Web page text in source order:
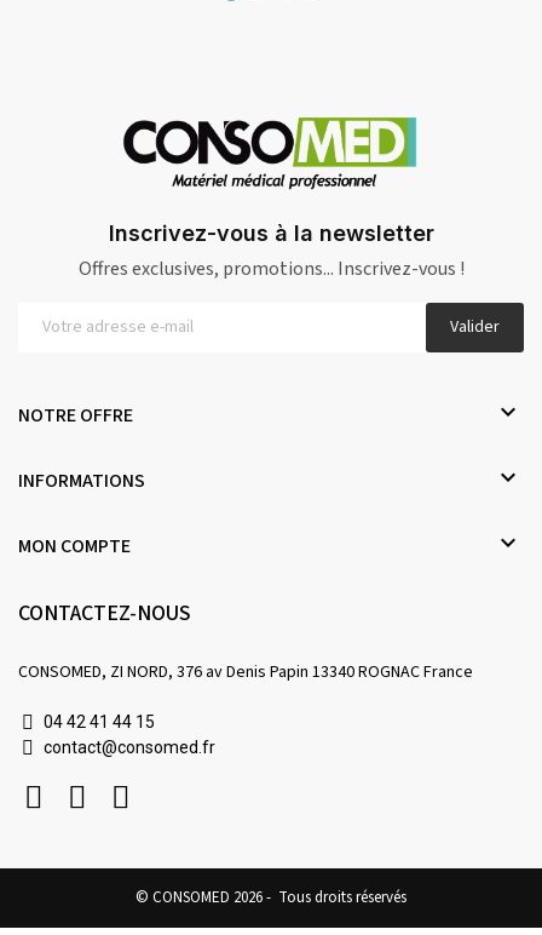
Inscrivez-vous à la newsletter
Offres exclusives, promotions... Inscrivez-vous !
Valider
NOTRE OFFRE 
INFORMATIONS 
MON COMPTE 
CONTACTEZ-NOUS
CONSOMED, ZI NORD, 376 av Denis Papin 13340 ROGNAC France
04 42 41 44 15
contact@consomed.fr
© CONSOMED 2026 - Tous droits réservés